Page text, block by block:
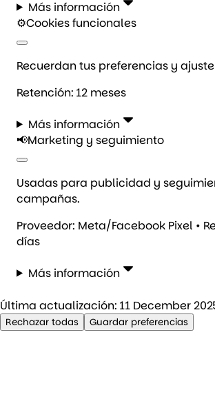
Más información
⚙️Cookies funcionales
Recuerdan tus preferencias y
Retención: 12 meses
Más información
📢Marketing y seguimiento
Usadas para publicidad y
campañas.
Proveedor: Meta/Facebook Pixel •
días
Más información
Última actualización: 11 December
Rechazar todas Guardar preferencias